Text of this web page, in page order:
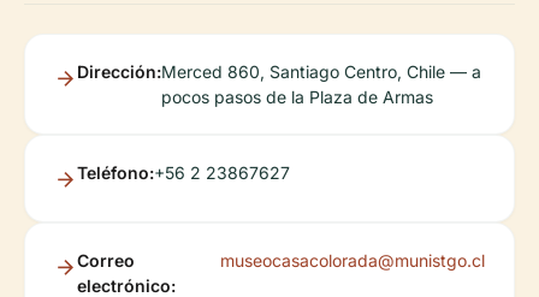
Dirección:Merced 860, Santiago Centro, Chile — a
pocos pasos de la Plaza de Armas
Teléfono:+56 2 23867627
Correo
electrónico:
museocasacolorada@munistgo.cl